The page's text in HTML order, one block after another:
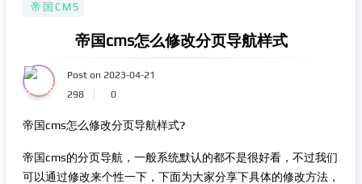
帝国CMS
帝国cms怎么修改分页导航样式
Post on 2023-04-21
298
0
帝国cms怎么修改分页导航样式?
帝国cms的分页导航，一般系统默认的都不是很好看，不过我们
可以通过修改来个性一下，下面为大家分享下具体的修改方法，